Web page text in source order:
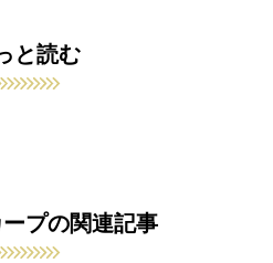
と読む
プの関連記事